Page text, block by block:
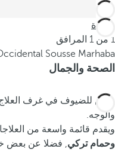
العودة
1 من 1 المرافق
Sousse Marhaba
الصحة والجمال
يمكن للضيوف في غرف
والوجه.
ويقدم قائمة واسعة من
وحمام تركي, فضلا عن بعض